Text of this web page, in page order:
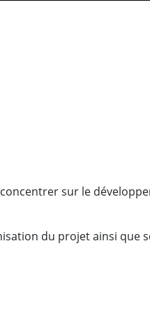
sur le
du projet ainsi que